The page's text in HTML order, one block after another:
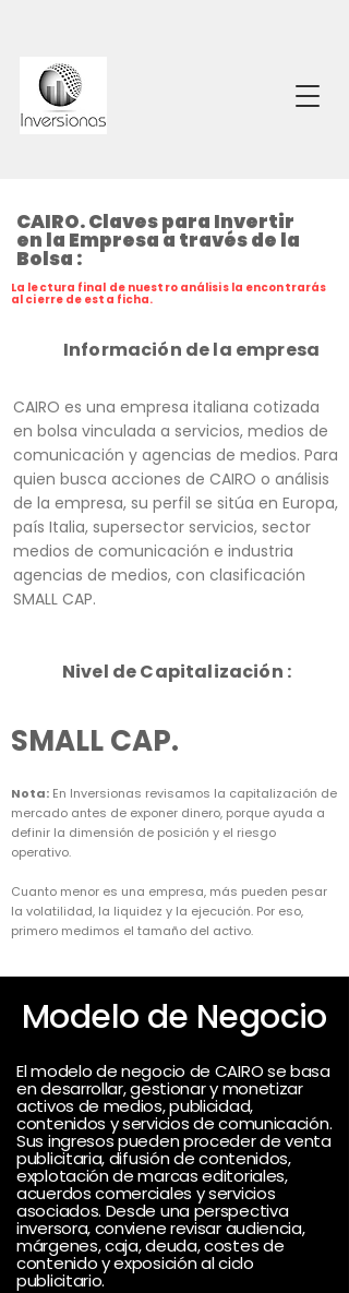
CAIRO. Claves para Invertir
en la Empresa a través de la
Bolsa :
La lectura final de nuestro análisis la encontrarás
al cierre de esta ficha.
Información de la empresa
CAIRO es una empresa italiana cotizada
en bolsa vinculada a servicios, medios de
comunicación y agencias de medios. Para
quien busca acciones de CAIRO o análisis
de la empresa, su perfil se sitúa en Europa,
país Italia, supersector servicios, sector
medios de comunicación e industria
agencias de medios, con clasificación
SMALL CAP.
Nivel de Capitalización :
SMALL CAP.
Nota: En Inversionas revisamos la capitalización de
mercado antes de exponer dinero, porque ayuda a
definir la dimensión de posición y el riesgo
operativo.
Cuanto menor es una empresa, más pueden pesar
la volatilidad, la liquidez y la ejecución. Por eso,
primero medimos el tamaño del activo.
Modelo de Negocio
El modelo de negocio de CAIRO se basa
en desarrollar, gestionar y monetizar
activos de medios, publicidad,
contenidos y servicios de comunicación.
Sus ingresos pueden proceder de venta
publicitaria, difusión de contenidos,
explotación de marcas editoriales,
acuerdos comerciales y servicios
asociados. Desde una perspectiva
inversora, conviene revisar audiencia,
márgenes, caja, deuda, costes de
contenido y exposición al ciclo
publicitario.